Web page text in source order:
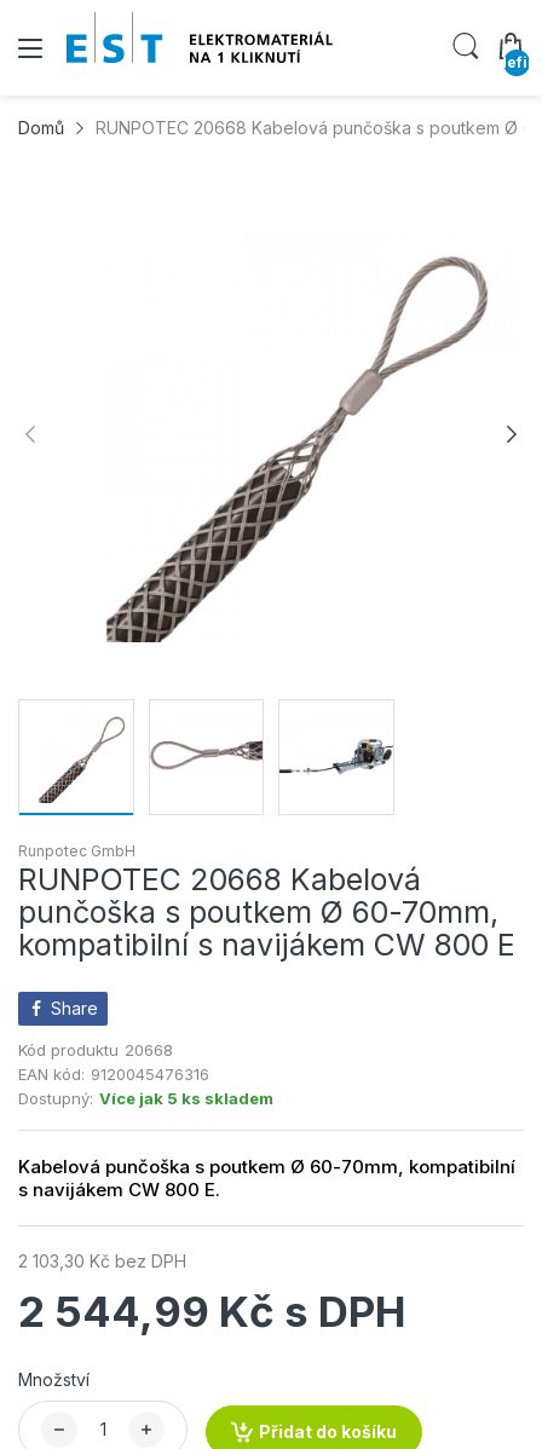
Domů RUNPOTEC 20668 Kabelová punčoška s poutkem Ø
Runpotec GmbH
RUNPOTEC 20668 Kabelová
punčoška s poutkem Ø 60-70mm,
kompatibilní s navijákem CW 800 E
Share
Kód produktu 20668
EAN kód: 9120045476316
Dostupný: Více jak 5 ks skladem
Kabelová punčoška s poutkem Ø 60-70mm, kompatibilní
s navijákem CW 800 E.
2 103,30 Kč bez DPH
2 544,99 Kč s DPH
Množství
Přidat do košíku